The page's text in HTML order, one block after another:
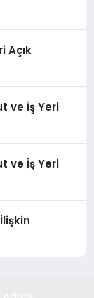
Açık
ve İş Yeri
ve İş Yeri